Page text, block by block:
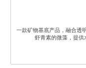
一款矿物基底产品，融合透
虾青素的微藻，提供